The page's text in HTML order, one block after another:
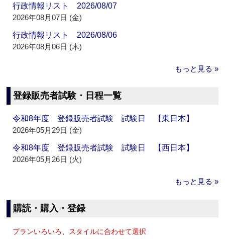
行政情報リスト 2026/08/07
2026年08月07日 (金)
行政情報リスト 2026/08/06
2026年08月06日 (木)
もっと見る »
登録販売者試験・日程一覧
令和8年度 登録販売者試験 試験日 【東日本】
2026年05月29日 (金)
令和8年度 登録販売者試験 試験日 【西日本】
2026年05月26日 (火)
もっと見る »
購読・購入・登録
プランいろいろ、スタイルに合わせて選択